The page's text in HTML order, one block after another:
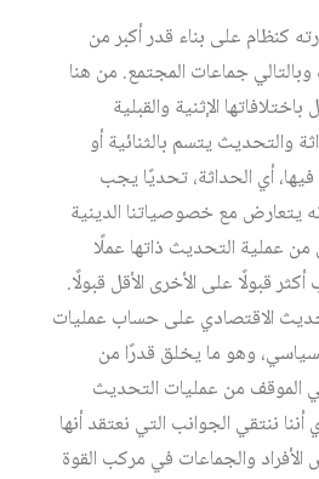
كنظام على بناء قدر أكبر من
وبالتالي جماعات المجتمع. من هنا
الإثنية والقبلية
والتحديث يتسم بالثنائية أو
أي الحداثة، تحديًا يجب
يتعارض مع خصوصياتنا الدينية
من عملية التحديث ذاتها عملًا
قبولًا على الأخرى الأقل قبولًا.
الاقتصادي على حساب عمليات
وهو ما يخلق قدرًا من
الموقف من عمليات التحديث
ننتقي الجوانب التي نعتقد أنها
والجماعات في مركب القوة